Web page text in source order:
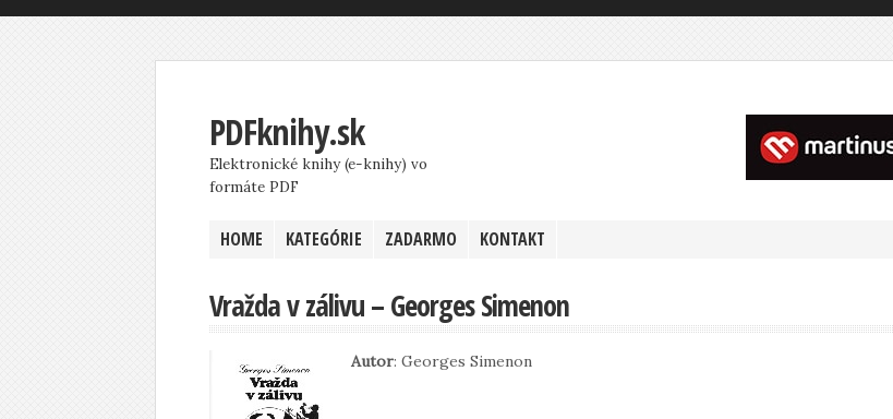
PDFknihy.sk
Elektronické knihy (e-knihy) vo
formáte PDF
HOME KATEGÓRIE ZADARMO KONTAKT
Vražda v zálivu – Georges Simenon
Autor: Georges Simenon